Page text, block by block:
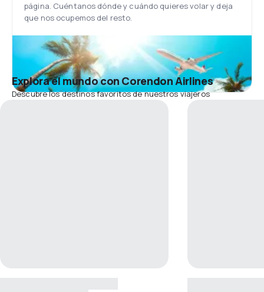
página. Cuéntanos dónde y cuándo quieres volar y deja
que nos ocupemos del resto.
Explora el mundo con Corendon Airlines
Descubre los destinos favoritos de nuestros viajeros